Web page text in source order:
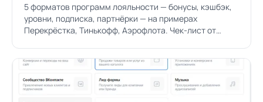
5 форматов программ лояльности — бонусы, кэшбэк,
уровни, подписка, партнёрки — на примерах
Перекрёстка, Тинькофф, Аэрофлота. Чек-лист от